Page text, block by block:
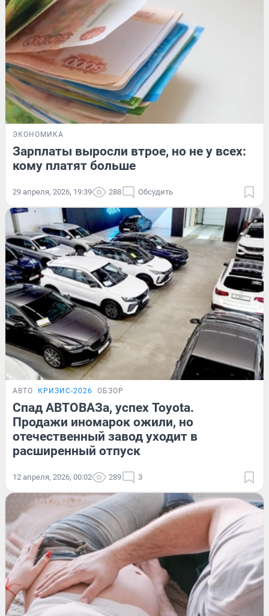
ЭКОНОМИКА
Зарплаты выросли втрое, но не у всех:
кому платят больше
29 апреля, 2026, 19:39 288 Обсудить
АВТО КРИЗИС-2026 ОБЗОР
Спад АВТОВАЗа, успех Toyota.
Продажи иномарок ожили, но
отечественный завод уходит в
расширенный отпуск
12 апреля, 2026, 00:02 289 3